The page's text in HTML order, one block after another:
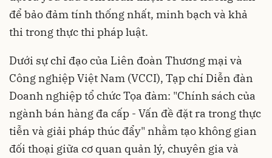
để bảo đảm tính thống nhất, minh bạch và khả
thi trong thực thi pháp luật.
Dưới sự chỉ đạo của Liên đoàn Thương mại và
Công nghiệp Việt Nam (VCCI), Tạp chí Diễn đàn
Doanh nghiệp tổ chức Tọa đàm: "Chính sách của
ngành bán hàng đa cấp - Vấn đề đặt ra trong thực
tiễn và giải pháp thúc đẩy" nhằm tạo không gian
đối thoại giữa cơ quan quản lý, chuyên gia và